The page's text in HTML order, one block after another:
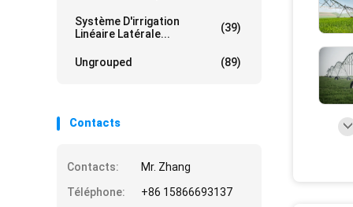
Système D'irrigation
Linéaire Latérale...
(39)
Ungrouped (89)
Contacts
Contacts:
Mr. Zhang
Téléphone:
+86 15866693137